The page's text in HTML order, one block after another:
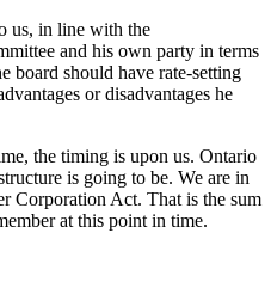
us, in line with the
and his own party in terms
board should have rate-setting
or disadvantages he
the timing is upon us. Ontario
is going to be. We are in
Corporation Act. That is the sum
at this point in time.